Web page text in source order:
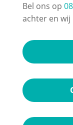
Bel ons op
achter en